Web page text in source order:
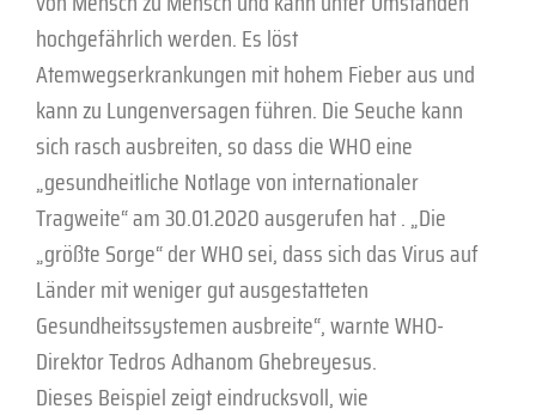
hochgefährlich werden. Es löst
Atemwegserkrankungen mit hohem Fieber aus und
kann zu Lungenversagen führen. Die Seuche kann
sich rasch ausbreiten, so dass die WHO eine
„gesundheitliche Notlage von internationaler
Tragweite“ am 30.01.2020 ausgerufen hat . „Die
„größte Sorge“ der WHO sei, dass sich das Virus auf
Länder mit weniger gut ausgestatteten
Gesundheitssystemen ausbreite“, warnte WHO-
Direktor Tedros Adhanom Ghebreyesus.
Dieses Beispiel zeigt eindrucksvoll, wie